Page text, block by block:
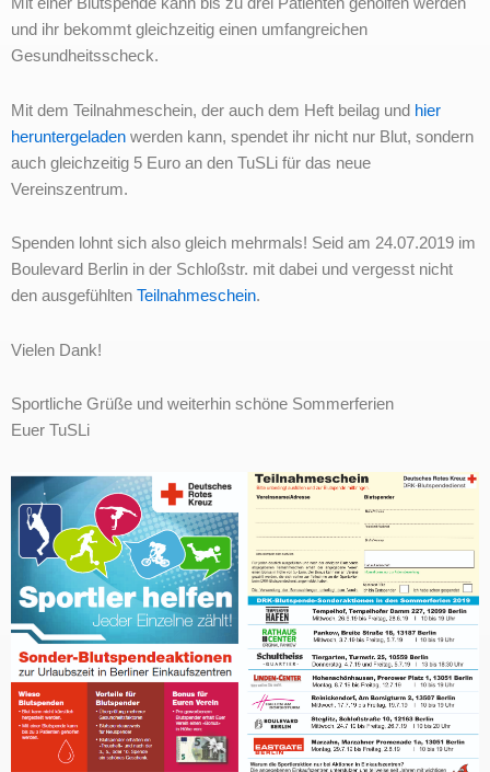
und ihr bekommt gleichzeitig einen umfangreichen
Gesundheitsscheck.
Mit dem Teilnahmeschein, der auch dem Heft beilag und hier
heruntergeladen werden kann, spendet ihr nicht nur Blut, sondern
auch gleichzeitig 5 Euro an den TuSLi für das neue
Vereinszentrum.
Spenden lohnt sich also gleich mehrmals! Seid am 24.07.2019 im
Boulevard Berlin in der Schloßstr. mit dabei und vergesst nicht
den ausgefühlten Teilnahmeschein.
Vielen Dank!
Sportliche Grüße und weiterhin schöne Sommerferien
Euer TuSLi